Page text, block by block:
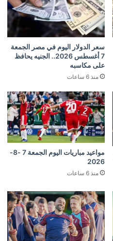
سعر الدولار اليوم في مصر الجمعة
7 أغسطس 2026.. الجنيه يحافظ
على مكاسبه
منذ 6 ساعات
مواعيد مباريات اليوم الجمعة 7 -8-
2026
منذ 6 ساعات